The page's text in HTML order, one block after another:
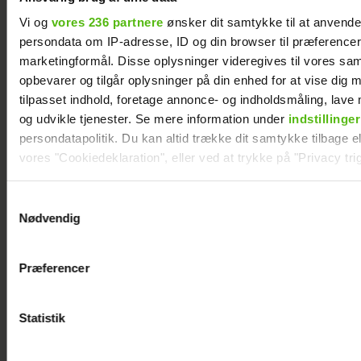
Vi og vores 236 partnere ønsker dit samtykke til at
persondata om IP-adresse, ID og din browser til
marketingformål. Disse oplysninger videregives til vores
opbevarer og tilgår oplysninger på din enhed for at vise dig
tilpasset indhold, foretage annonce- og indholdsmåling, lave
og udvikle tjenester. Se mere information under indstillinger
persondatapolitik. Du kan altid trække dit samtykke tilbage
vores "Cookiedeklaration", eller ved at trykke på "Privacy
Vi anvender egne cookies og cookies fra tredjeparter til at
generere statistik og huske dine præferencer samt til brug
Nødvendig
Præferencer
Statistik
De kendte elsker